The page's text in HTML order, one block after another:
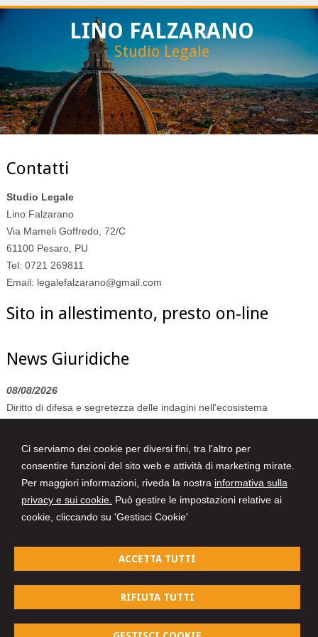
Ci serviamo dei cookie per diversi fini, tra l'altro per
consentire funzioni del sito web e attività di marketing mirate.
Per maggiori informazioni, riveda la nostra informativa sulla
privacy e sui cookie. Può gestire le impostazioni relative ai
cookie, cliccando su 'Gestisci Cookie'
ACCETTA TUTTI
RIFIUTA TUTTI
LINO FALZARANO
Studio Legale
Contatti
Studio Legale
Lino Falzarano
Via Mameli Goffredo, 72/C
61100 Pesaro, PU
Tel: 0721 269811
Email: legalefalzarano@gmail.com
Sito in allestimento, presto on-line
News Giuridiche
08/08/2026
Diritto di difesa e segretezza delle indagini nell'ecosistema
07/08/2026
Volo in ritardo o cancellato: la pronuncia del Giudice di Pace di
Venezia
07/08/2026
AI Act: ok definitivo ai decreti su governance e attività di polizia. Il
LINO FALZARANO
Studio Legale
Via Mameli Goffredo, 72/C -Pesaro 61100,PU